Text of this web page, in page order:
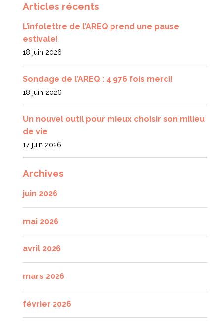
Articles récents
L’infolettre de l’AREQ prend une pause
estivale!
18 juin 2026
Sondage de l’AREQ : 4 976 fois merci!
18 juin 2026
Un nouvel outil pour mieux choisir son milieu
de vie
17 juin 2026
Archives
juin 2026
mai 2026
avril 2026
mars 2026
février 2026